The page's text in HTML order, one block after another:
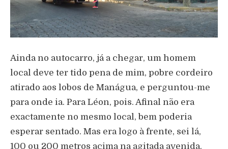
Ainda no autocarro, já a chegar, um homem
local deve ter tido pena de mim, pobre cordeiro
atirado aos lobos de Manágua, e perguntou-me
para onde ia. Para Léon, pois. Afinal não era
exactamente no mesmo local, bem poderia
esperar sentado. Mas era logo à frente, sei lá,
100 ou 200 metros acima na agitada avenida.